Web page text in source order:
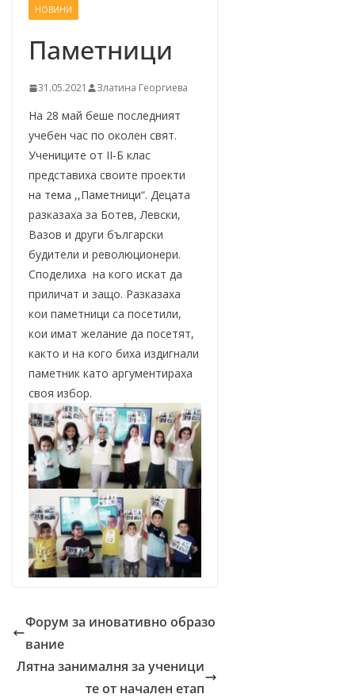
НОВИНИ
Паметници
31.05.2021 Златина Георгиева
На 28 май беше последният
учебен час по околен свят.
Учениците от II-Б клас
представиха своите проекти
на тема ,,Паметници“. Децата
разказаха за Ботев, Левски,
Вазов и други български
будители и революционери.
Споделиха на кого искат да
приличат и защо. Разказаха
кои паметници са посетили,
кои имат желание да посетят,
както и на кого биха издигнали
паметник като аргументираха
своя избор.
Форум за иновативно образо
вание
Лятна занималня за ученици
те от начален етап